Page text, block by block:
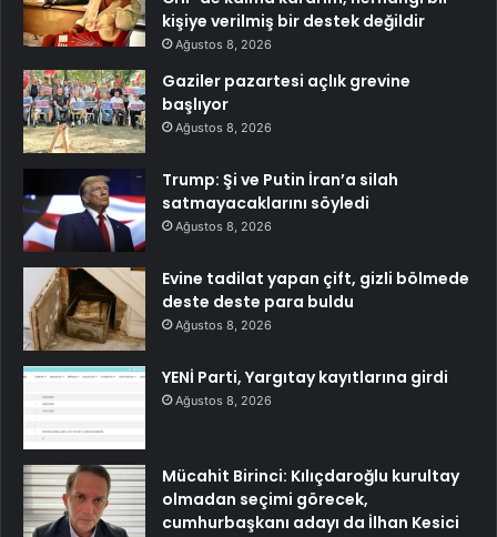
kişiye verilmiş bir destek değildir
Ağustos 8, 2026
Gaziler pazartesi açlık grevine
başlıyor
Ağustos 8, 2026
Trump: Şi ve Putin İran’a silah
satmayacaklarını söyledi
Ağustos 8, 2026
Evine tadilat yapan çift, gizli bölmede
deste deste para buldu
Ağustos 8, 2026
YENİ Parti, Yargıtay kayıtlarına girdi
Ağustos 8, 2026
Mücahit Birinci: Kılıçdaroğlu kurultay
olmadan seçimi görecek,
cumhurbaşkanı adayı da İlhan Kesici